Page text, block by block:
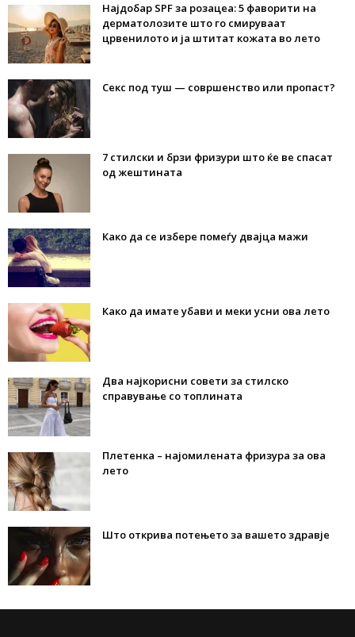
Најдобар SPF за розацеа: 5 фаворити на
дерматолозите што го смируваат
црвенилото и ја штитат кожата во лето
Секс под туш — совршенство или пропаст?
7 стилски и брзи фризури што ќе ве спасат
од жештината
Како да се избере помеѓу двајца мажи
Како да имате убави и меки усни ова лето
Два најкорисни совети за стилско
справување со топлината
Плетенка – најомилената фризура за ова
лето
Што открива потењето за вашето здравје